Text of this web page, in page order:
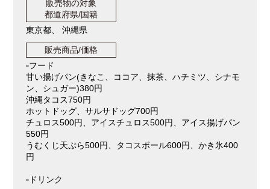
販売物の対象
都道府県/国籍
東京都、 沖縄県
販売商品/価格
▫️フード
甘い揚げパン(きなこ、ココア、抹茶、ハチミツ、シナモ
ン、シュガー)380円
沖縄タコス750円
ホットドッグ、サルサドッグ700円
チュロス500円、アイスチュロス500円、アイス揚げパン
550円
うむくじ天ぷら500円、タコスボール600円、かき氷400
円
▫️ドリンク